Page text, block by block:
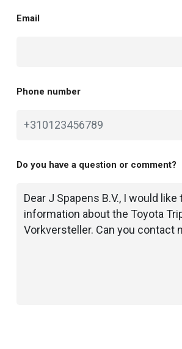
Email
Phone number
Do you have a question or comment?